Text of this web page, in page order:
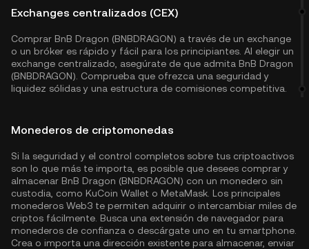
Exchanges centralizados (CEX)
Comprar BnB Dragon (BNBDRAGON) a través de un exchange
o un bróker es rápido y fácil para los principiantes. Al elegir un
exchange centralizado, asegúrate de que admita BnB Dragon
(BNBDRAGON). Comprueba que ofrezca una seguridad y
liquidez sólidas y una estructura de comisiones competitiva.
Monederos de criptomonedas
Si la seguridad y el control completos sobre tus criptoactivos
son lo que más te importa, es posible que desees comprar y
almacenar BnB Dragon (BNBDRAGON) con un monedero sin
custodia, como KuCoin Wallet o MetaMask. Los principales
monederos Web3 te permiten adquirir o intercambiar miles de
criptos fácilmente. Busca una extensión de navegador para
monederos de confianza o descárgate uno en tu smartphone.
Crea o importa una dirección existente para almacenar, enviar